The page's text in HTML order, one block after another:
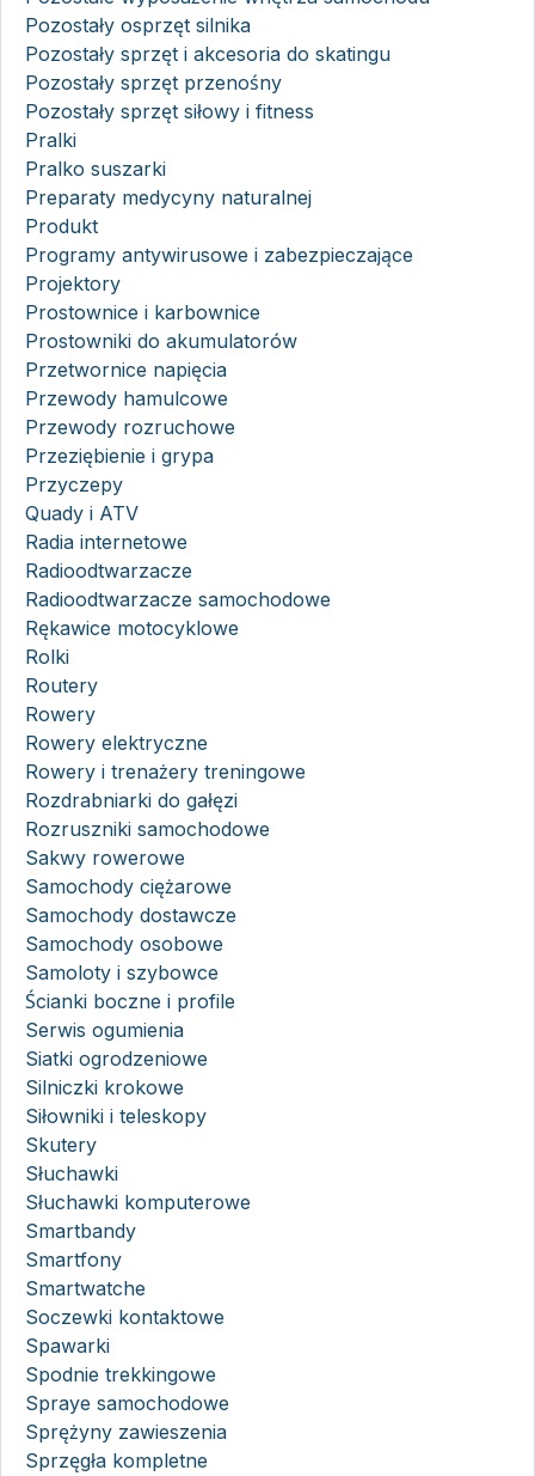
Pozostały osprzęt silnika
Pozostały sprzęt i akcesoria do skatingu
Pozostały sprzęt przenośny
Pozostały sprzęt siłowy i fitness
Pralki
Pralko suszarki
Preparaty medycyny naturalnej
Produkt
Programy antywirusowe i zabezpieczające
Projektory
Prostownice i karbownice
Prostowniki do akumulatorów
Przetwornice napięcia
Przewody hamulcowe
Przewody rozruchowe
Przeziębienie i grypa
Przyczepy
Quady i ATV
Radia internetowe
Radioodtwarzacze
Radioodtwarzacze samochodowe
Rękawice motocyklowe
Rolki
Routery
Rowery
Rowery elektryczne
Rowery i trenażery treningowe
Rozdrabniarki do gałęzi
Rozruszniki samochodowe
Sakwy rowerowe
Samochody ciężarowe
Samochody dostawcze
Samochody osobowe
Samoloty i szybowce
Ścianki boczne i profile
Serwis ogumienia
Siatki ogrodzeniowe
Silniczki krokowe
Siłowniki i teleskopy
Skutery
Słuchawki
Słuchawki komputerowe
Smartbandy
Smartfony
Smartwatche
Soczewki kontaktowe
Spawarki
Spodnie trekkingowe
Spraye samochodowe
Sprężyny zawieszenia
Sprzęgła kompletne